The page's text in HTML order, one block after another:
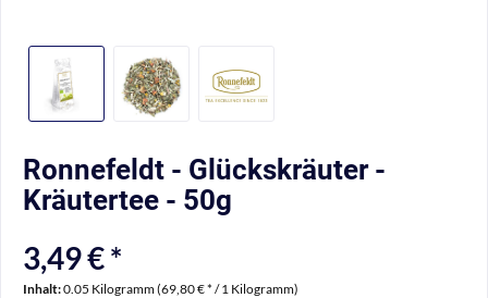
Ronnefeldt - Glückskräuter -
Kräutertee - 50g
3,49 € *
Inhalt:0.05 Kilogramm (69,80 € * / 1 Kilogramm)